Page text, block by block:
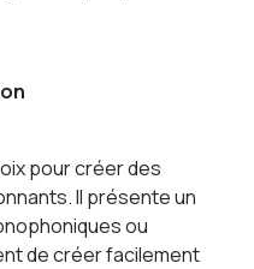
pour créer des
Il présente un
ou
de créer facilement